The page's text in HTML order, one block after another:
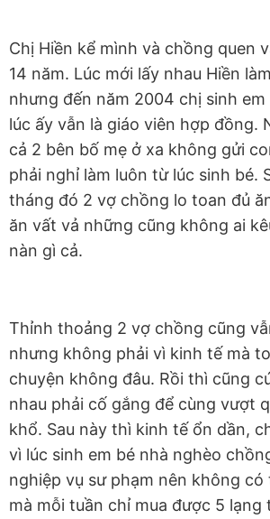
Chị Hiền kể mình và chồng quen
14 năm. Lúc mới lấy nhau Hiền
nhưng đến năm 2004 chị sinh
lúc ấy vẫn là giáo viên hợp đồng.
cả 2 bên bố mẹ ở xa không gửi
phải nghỉ làm luôn từ lúc sinh bé.
tháng đó 2 vợ chồng lo toan đủ
ăn vất vả những cũng không ai
nàn gì cả.
Thỉnh thoảng 2 vợ chồng cũng
nhưng không phải vì kinh tế mà
chuyện không đâu. Rồi thì cũng
nhau phải cố gắng để cùng vượt
khổ. Sau này thì kinh tế ổn dần,
vì lúc sinh em bé nhà nghèo
nghiệp vụ sư phạm nên không có
mà mỗi tuần chỉ mua được 5